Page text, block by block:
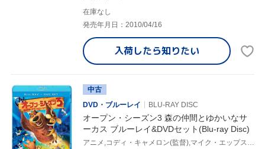
在庫なし
発売年月日：2010/04/16
入荷したら知りたい
中古
DVD・ブルーレイ
BLU-RAY DISC
オープン・シーズン3 森の仲間とゆかいなサ
ーカス ブルーレイ&DVDセット(Blu-ray Disc)
アニメ,コディ・キャメロン(監督),マイク・エップス(ブーグ),ジョエル・マクヘイル(エリオット)